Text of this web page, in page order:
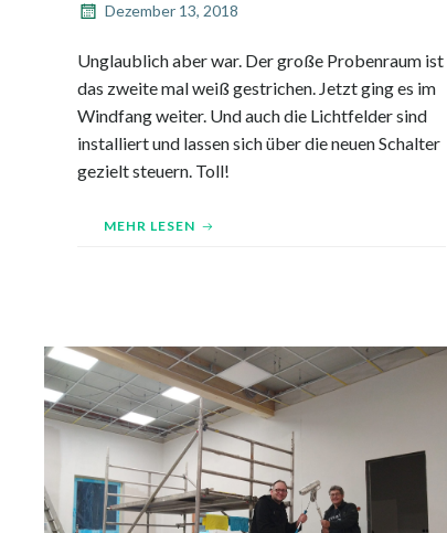
Dezember 13, 2018
Unglaublich aber war. Der große Probenraum ist
das zweite mal weiß gestrichen. Jetzt ging es im
Windfang weiter. Und auch die Lichtfelder sind
installiert und lassen sich über die neuen Schalter
gezielt steuern. Toll!
MEHR LESEN